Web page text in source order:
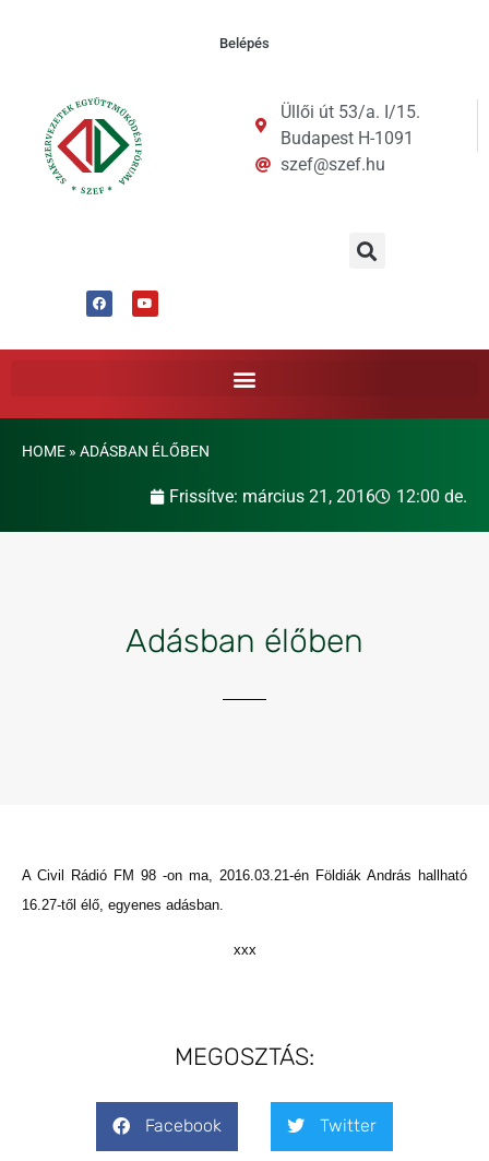
Belépés
Üllői út 53/a. I/15.
Budapest H-1091
szef@szef.hu
HOME » ADÁSBAN ÉLŐBEN
Frissítve: március 21, 2016 12:00 de.
Adásban élőben
A Civil Rádió FM 98 -on ma, 2016.03.21-én Földiák András hallható
16.27-től élő, egyenes adásban.
xxx
MEGOSZTÁS:
Facebook Twitter